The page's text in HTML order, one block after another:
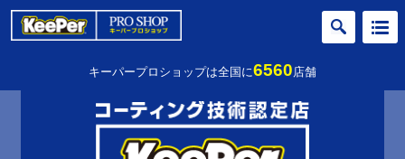
キーパープロショップは全国に6560店舗